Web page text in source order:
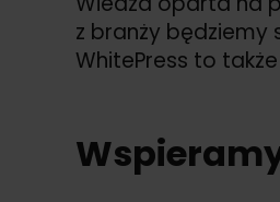
z branży będziemy
WhitePress to